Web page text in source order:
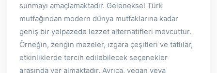
sunmayı amaçlamaktadır. Geleneksel Türk
mutfağından modern dünya mutfaklarına kadar
geniş bir yelpazede lezzet alternatifleri mevcuttur.
Örneğin, zengin mezeler, ızgara çeşitleri ve tatlılar,
etkinliklerde tercih edilebilecek seçenekler
arasında yer almaktadır. Ayrıca, vegan veya